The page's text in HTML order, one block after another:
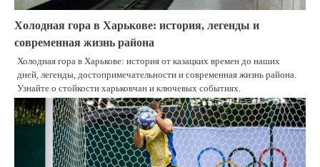
Холодная гора в Харькове: история, легенды и
современная жизнь района
Холодная гора в Харькове: история от казацких времен до наших
дней, легенды, достопримечательности и современная жизнь района.
Узнайте о стойкости харьковчан и ключевых событиях.